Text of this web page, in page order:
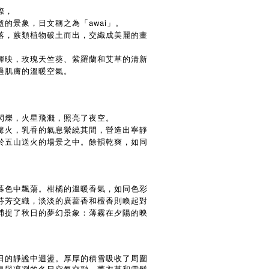
景象，日文稱之為「awai」。
，蕨類植物破土而出，交織成美麗的畫
映，玫瑰天竺葵、紫羅蘭和艾草的清新
膚的溫暖空氣。
，火星飛濺，照亮了夜空。
火，乳香的氣息縈繞其間，營造出寧靜
五山送火的場景之中。餘韻乾爽，如同
色中飄蕩。柑橘的溫暖香氣，如同色彩
芳交織，淡淡的廣藿香和檀香則喚起對
捉了秋日的夢幻景象：薄霧在夕陽的映
的靜謐中迴盪。厚厚的積雪吸收了周圍